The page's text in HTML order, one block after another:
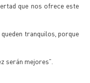
que nos ofrece este
tranquilos, porque
serán mejores”.